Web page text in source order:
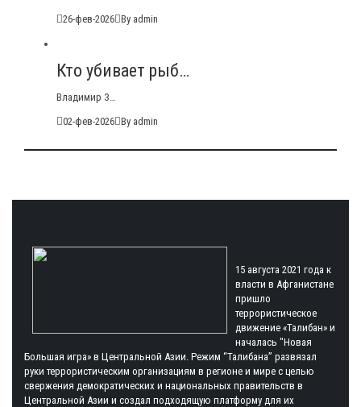
26-фев-2026 By admin
Кто убивает рыб…
Владимир З…
02-фев-2026 By admin
15 августа 2021 года к
власти в Афганистане
пришло
террористическое
движение «Талибан» и
началась "Новая
Большая игра» в Центральной Азии. Режим “Талибана” развязал
руки террористическим организациям в регионе и мире с целью
свержения демократических и национальных правительств в
Центральной Азии и создал подходящую платформу для их